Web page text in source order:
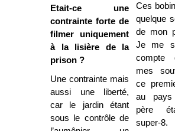
Etait-ce une
contrainte forte de
filmer uniquement
à la lisière de la
prison ?
Une contrainte mais
aussi une liberté,
car le jardin étant
sous le contrôle de
Ces
quelque
de mon
Je me
compte
mes
ce
au
père
super-8.